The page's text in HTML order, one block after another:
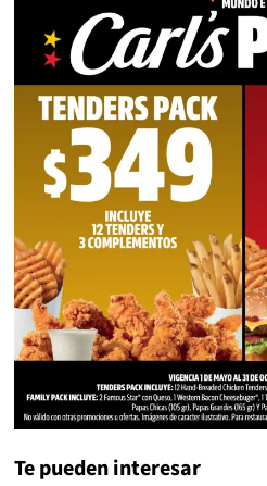
Te pueden interesar